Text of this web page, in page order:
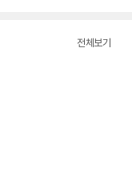
전체보기